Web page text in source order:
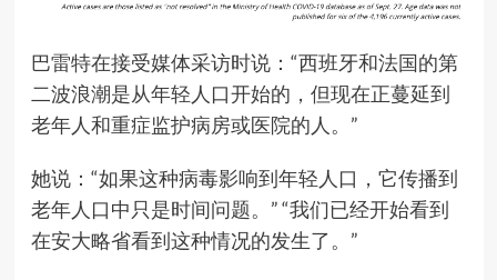
巴雷特在接受媒体采访时说：“西班牙和法国的第
二波浪潮是从年轻人口开始的，但现在正蔓延到
老年人和重症监护病房或医院的人。”
她说：“如果这种病毒影响到年轻人口，它传播到
老年人口中只是时间问题。” “我们已经开始看到
在安大略省看到这种情况的发生了。”